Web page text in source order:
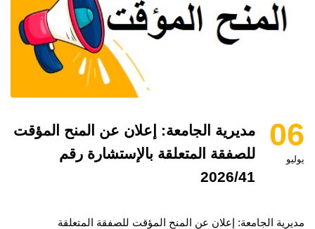
06
يوليو
مديرية الجامعة: إعلان عن المنح المؤقت
للصفقة المتعلقة بالإستشارة رقم
2026/41
مديرية الجامعة: إعلان عن المنح المؤقت للصفقة المتعلقة